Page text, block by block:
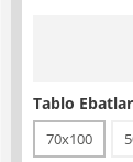
Tablo
70x100